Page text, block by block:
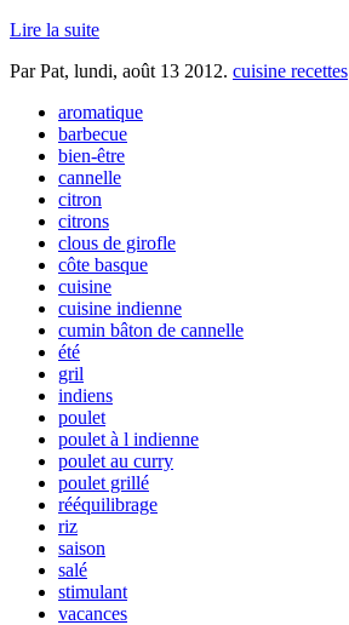
Lire la suite
Par Pat, lundi, août 13 2012. cuisine recettes
aromatique
barbecue
bien-être
cannelle
citron
citrons
clous de girofle
côte basque
cuisine
cuisine indienne
cumin bâton de cannelle
été
gril
indiens
poulet
poulet à l indienne
poulet au curry
poulet grillé
rééquilibrage
riz
saison
salé
stimulant
vacances